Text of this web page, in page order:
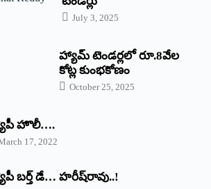
July 3, 2025
హ్యామ్‌ ‌టెండర్లలో రూ.8వేల
కోట్ల కుంభకోణం
October 25, 2025
హొలీ….
17, 2022
బర్త్ ‌డే… హరీష్‌రావు..!